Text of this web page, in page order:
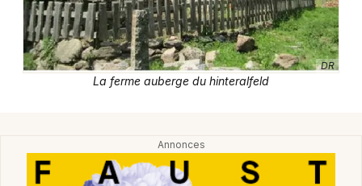
Sorties & loisirs
Fermes auberges en Alsace
Fermes auberges dans le Grand Est
DR
La ferme auberge du hinteralfeld